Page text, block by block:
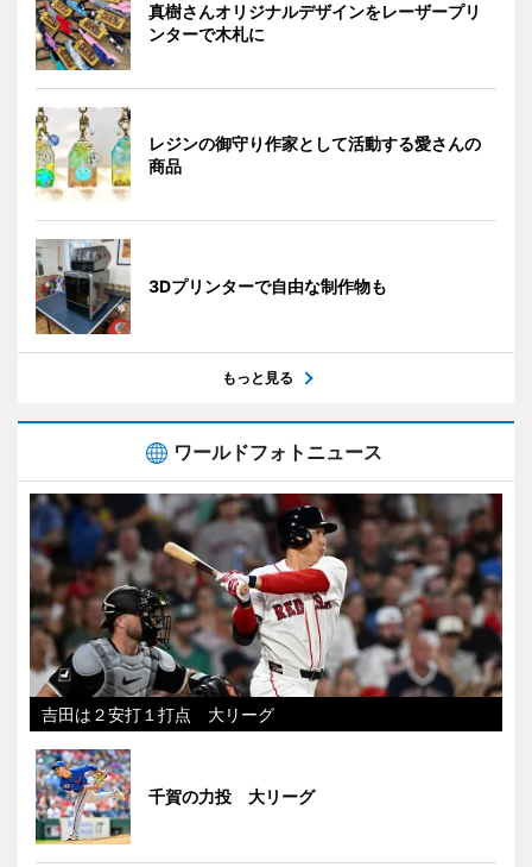
真樹さんオリジナルデザインをレーザープリ
ンターで木札に
レジンの御守り作家として活動する愛さんの
商品
3Dプリンターで自由な制作物も
もっと見る
ワールドフォトニュース
吉田は２安打１打点 大リーグ
千賀の力投 大リーグ